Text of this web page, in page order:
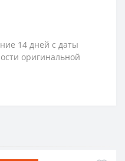
14 дней с даты
оригинальной